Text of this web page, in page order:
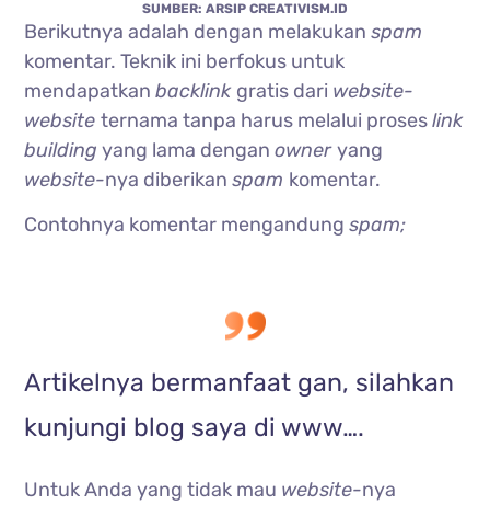
SUMBER: ARSIP CREATIVISM.ID
Berikutnya adalah dengan melakukanspam
komentar. Teknik ini berfokus untuk
mendapatkanbacklink gratis dari website-
websiteternama tanpa harus melalui proseslink
building yang lama denganowneryang
website-nya diberikanspam komentar.
Contohnya komentar mengandungspam;
Artikelnya bermanfaat gan, silahkan
kunjungi blog saya di www….
Untuk Anda yang tidak mau website-nya